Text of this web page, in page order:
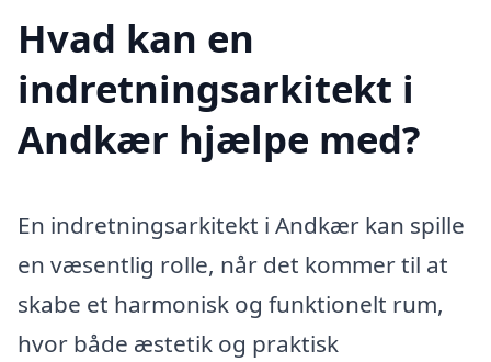
Hvad kan en
indretningsarkitekt i
Andkær hjælpe med?
En indretningsarkitekt i Andkær kan spille
en væsentlig rolle, når det kommer til at
skabe et harmonisk og funktionelt rum,
hvor både æstetik og praktisk